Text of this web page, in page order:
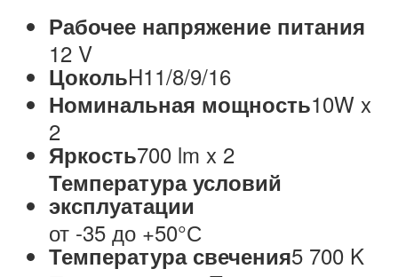
Рабочее напряжение питания
12 V
ЦокольH11/8/9/16
Номинальная мощность10W x
2
Яркость700 lm x 2
Температура условий
эксплуатации
от -35 до +50°С
Температура свечения5 700 K